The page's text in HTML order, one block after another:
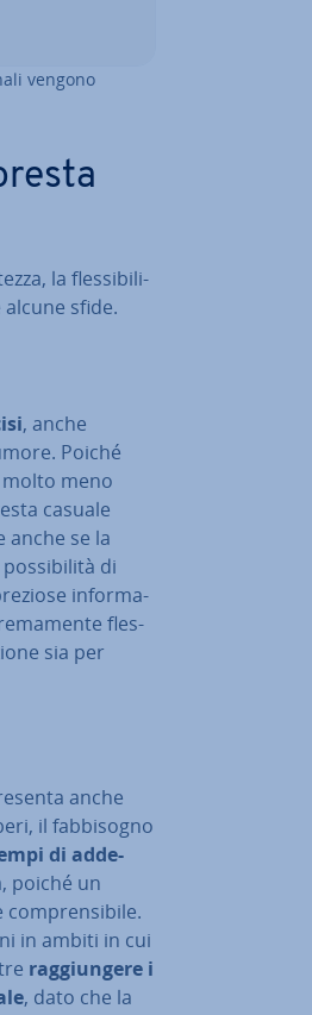
vengono
la fles­si­bi­li­
sfide.
, anche
Poiché
meno
casuale
anche se la
di
in­for­ma­
fles­
sia per
anche
il fab­bi­so­gno
di ad­de­
poiché un
com­pren­si­bi­le.
in ambiti in cui
rag­giun­ge­re i
, dato che la